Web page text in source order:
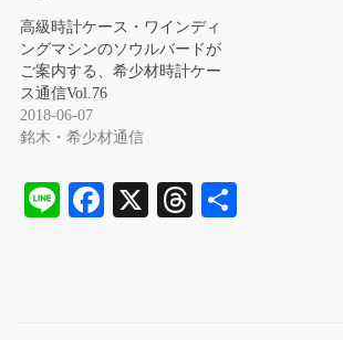
高級時計ケース・ワインディ
ングマシンのソウルバードが
ご案内する、希少材時計ケー
ス通信Vol.76
2018-06-07
銘木・希少材通信
Li
Fa
X
T